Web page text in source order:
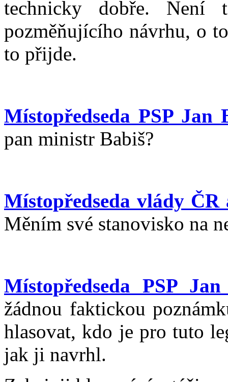
technicky dobře. Není
pozměňujícího návrhu, o
to přijde.
Místopředseda PSP Jan
pan ministr Babiš?
Místopředseda vlády
Měním své stanovisko na
Místopředseda PSP
žádnou faktickou
hlasovat, kdo je pro tuto
jak ji navrhl.